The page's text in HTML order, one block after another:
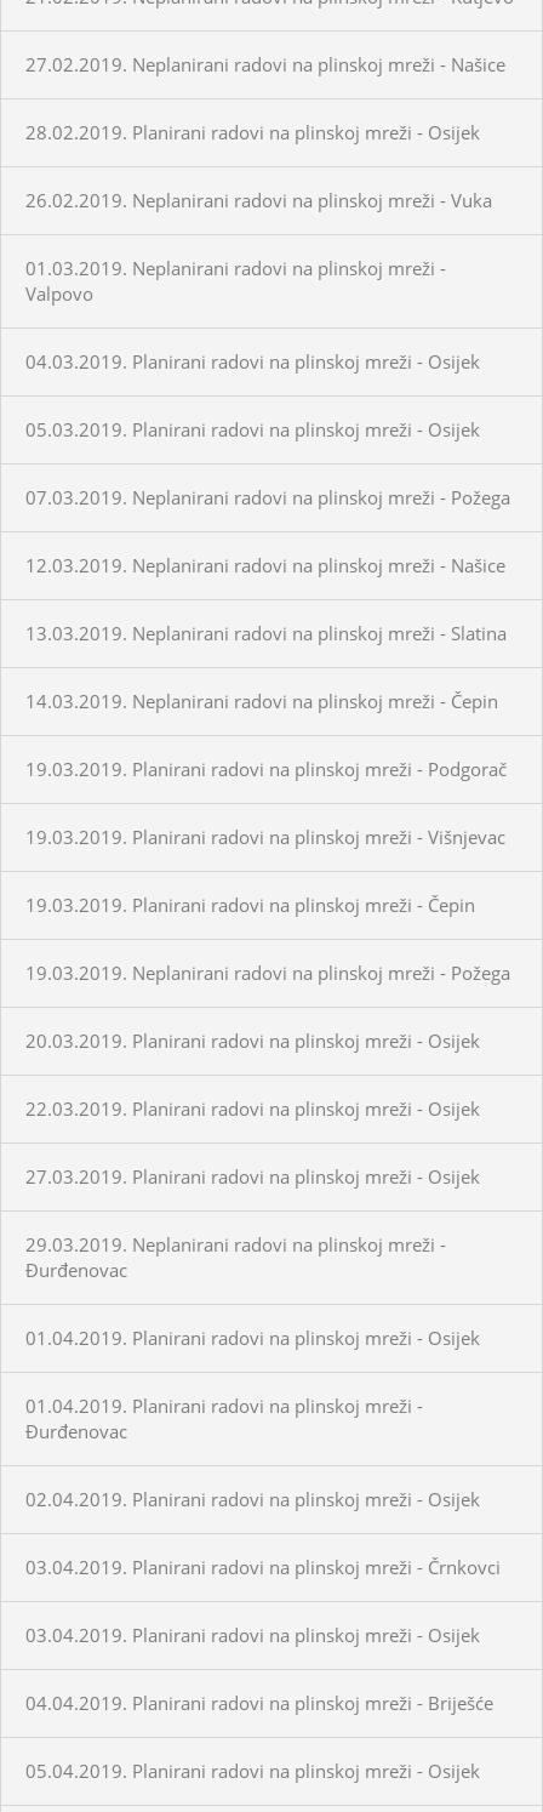
27.02.2019. Neplanirani radovi na plinskoj mreži - Našice
28.02.2019. Planirani radovi na plinskoj mreži - Osijek
26.02.2019. Neplanirani radovi na plinskoj mreži - Vuka
01.03.2019. Neplanirani radovi na plinskoj mreži -
Valpovo
04.03.2019. Planirani radovi na plinskoj mreži - Osijek
05.03.2019. Planirani radovi na plinskoj mreži - Osijek
07.03.2019. Neplanirani radovi na plinskoj mreži - Požega
12.03.2019. Neplanirani radovi na plinskoj mreži - Našice
13.03.2019. Neplanirani radovi na plinskoj mreži - Slatina
14.03.2019. Neplanirani radovi na plinskoj mreži - Čepin
19.03.2019. Planirani radovi na plinskoj mreži - Podgorač
19.03.2019. Planirani radovi na plinskoj mreži - Višnjevac
19.03.2019. Planirani radovi na plinskoj mreži - Čepin
19.03.2019. Neplanirani radovi na plinskoj mreži - Požega
20.03.2019. Planirani radovi na plinskoj mreži - Osijek
22.03.2019. Planirani radovi na plinskoj mreži - Osijek
27.03.2019. Planirani radovi na plinskoj mreži - Osijek
29.03.2019. Neplanirani radovi na plinskoj mreži -
Đurđenovac
01.04.2019. Planirani radovi na plinskoj mreži - Osijek
01.04.2019. Planirani radovi na plinskoj mreži -
Đurđenovac
02.04.2019. Planirani radovi na plinskoj mreži - Osijek
03.04.2019. Planirani radovi na plinskoj mreži - Črnkovci
03.04.2019. Planirani radovi na plinskoj mreži - Osijek
04.04.2019. Planirani radovi na plinskoj mreži - Briješće
05.04.2019. Planirani radovi na plinskoj mreži - Osijek